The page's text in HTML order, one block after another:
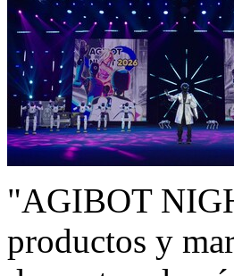
"AGIBOT
productos y